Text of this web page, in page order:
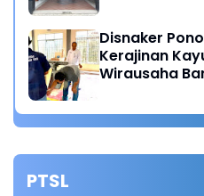
Disnaker
Kerajinan
Wirausaha
PTSL